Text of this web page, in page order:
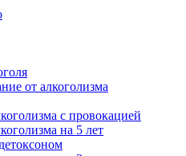
от алкоголизма
с провокацией
на 5 лет